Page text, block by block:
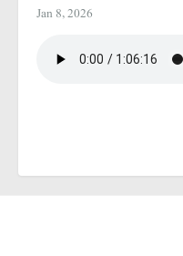
Jan 8, 2026